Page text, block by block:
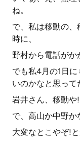
ね。
で、私は移動の
時に、
野村から電話がか
でも私4月の1日
いのかなと思って
岩井さん、移動や
で、高山か中野か
大変なとこやぞ!